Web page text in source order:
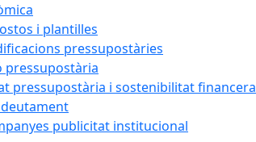
i plantilles
pressupostàries
pressupostària
pressupostària i sostenibilitat financera
publicitat institucional